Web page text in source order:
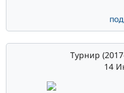
Турнир
14